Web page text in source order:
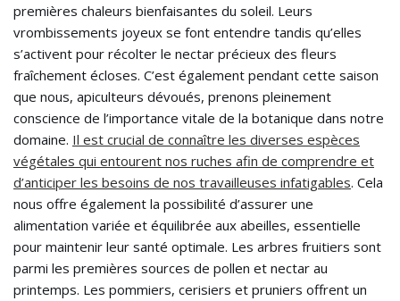
premières chaleurs bienfaisantes du soleil. Leurs
vrombissements joyeux se font entendre tandis qu’elles
s’activent pour récolter le nectar précieux des fleurs
fraîchement écloses. C’est également pendant cette saison
que nous, apiculteurs dévoués, prenons pleinement
conscience de l’importance vitale de la botanique dans notre
domaine. Il est crucial de connaître les diverses espèces
végétales qui entourent nos ruches afin de comprendre et
d’anticiper les besoins de nos travailleuses infatigables. Cela
nous offre également la possibilité d’assurer une
alimentation variée et équilibrée aux abeilles, essentielle
pour maintenir leur santé optimale. Les arbres fruitiers sont
parmi les premières sources de pollen et nectar au
printemps. Les pommiers, cerisiers et pruniers offrent un